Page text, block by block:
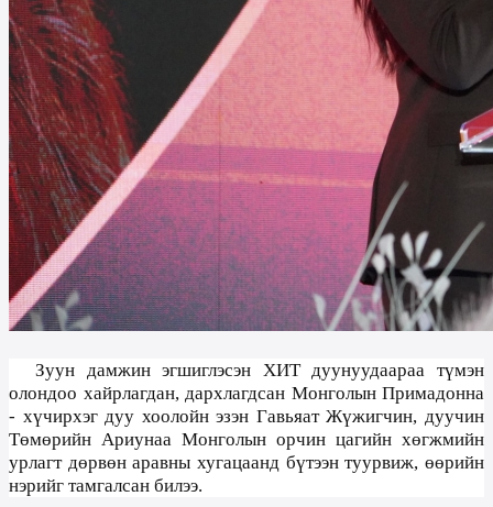
Зуун дамжин эгшиглэсэн ХИТ дуунуудаараа түмэн
олондоо хайрлагдан, дархлагдсан Монголын Примадонна
- хүчирхэг дуу хоолойн эзэн Гавьяат Жүжигчин, дуучин
Төмөрийн Ариунаа Монголын орчин цагийн хөгжмийн
урлагт дөрвөн аравны хугацаанд бүтээн туурвиж, өөрийн
нэрийг тамгалсан билээ.